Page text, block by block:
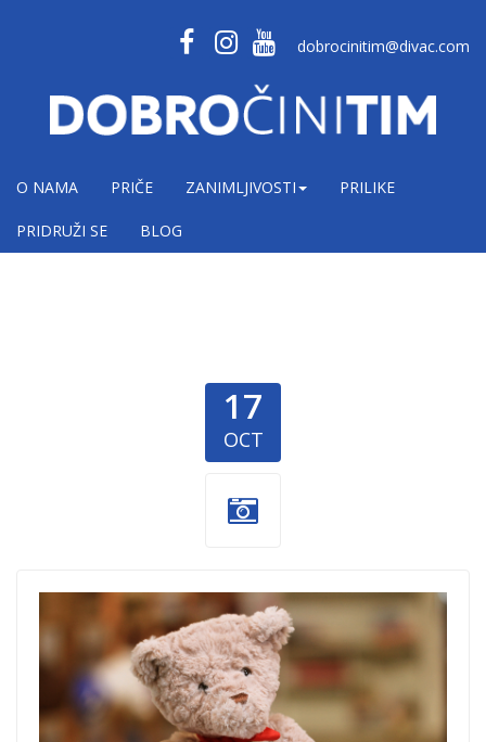
dobrocinitim@divac.com
O NAMA PRIČE ZANIMLJIVOSTI PRILIKE
PRIDRUŽI SE BLOG
17
OCT
igracke.png